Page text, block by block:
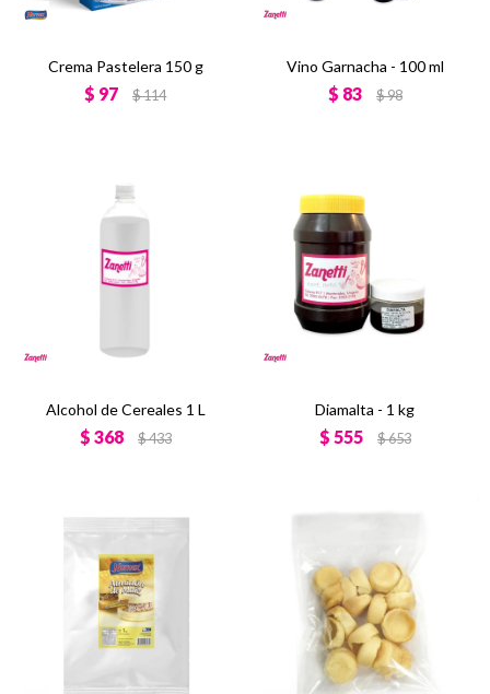
Crema Pastelera 150 g
$ 97 $114
Vino Garnacha - 100 ml
$ 83 $98
Alcohol de Cereales 1 L
$ 368 $433
Diamalta - 1 kg
$ 555 $653